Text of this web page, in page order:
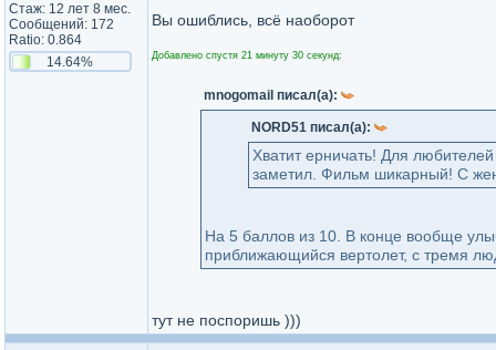
Стаж: 12 лет 8 мес.
Сообщений: 172
Ratio: 0.864
14.64%
Вы ошиблись, всё наоборот
Добавлено спустя 21 минуту 30 секунд:
mnogomail писал(а):
NORD51 писал(а):
Хватит ерничать! Для
заметил. Фильм шикарный! С
На 5 баллов из 10. В конце вообще
приближающийся вертолет, с тремя
тут не поспоришь )))